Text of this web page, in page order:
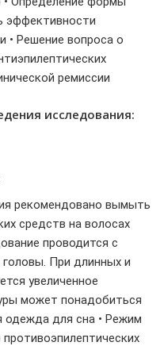
эффективности
• Решение вопроса о
ремиссии
исследования:
рекомендовано вымыть
средств на волосах
проводится с
головы. При длинных и
увеличенное
может понадобиться
одежда для сна • Режим